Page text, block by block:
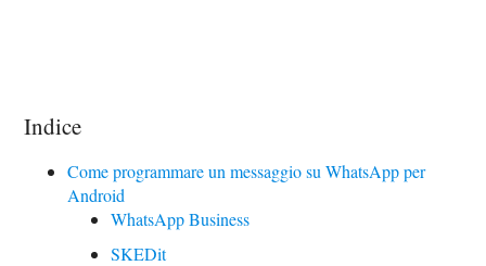
Indice
Come programmare un messaggio su WhatsApp per
Android
WhatsApp Business
SKEDit